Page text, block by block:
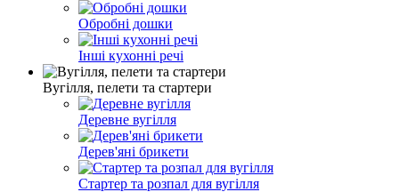
Обробні дошки
Інші кухонні речі
Вугілля, пелети та стартери
Деревне вугілля
Дерев'яні брикети
Стартер та розпал для вугілля